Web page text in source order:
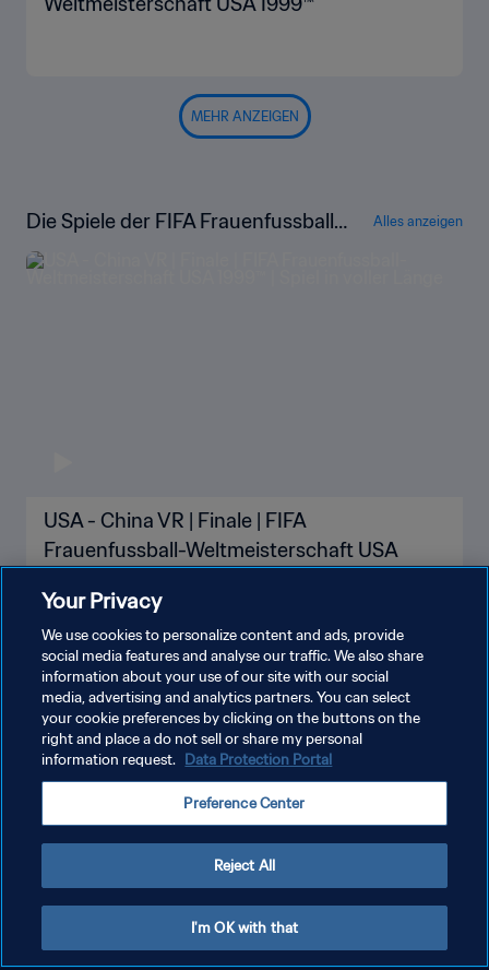
MEHR ANZEIGEN
Die Spiele der FIFA Frauenfussball-
Weltmeisterschaft USA 1999™ in vol
ler Länge
Alles anzeigen
USA - China VR | Finale | FIFA
Frauenfussball-Weltmeisterschaft USA
DATENSCHUTZ
NUTZUNGSBEDINGUNGEN
COOKIE-EINSTELLUNGEN VERWALTEN
Your Privacy
We use cookies to personalize content and ads, provide
social media features and analyse our traffic. We also share
information about your use of our site with our social
media, advertising and analytics partners. You can select
your cookie preferences by clicking on the buttons on the
right and place a do not sell or share my personal
information request. Data Protection Portal
Preference Center
Reject All
I'm OK with that